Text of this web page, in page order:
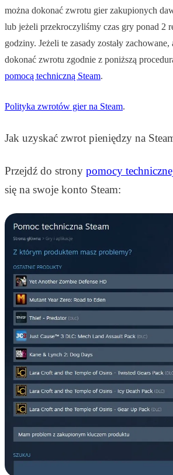
można dokonać zwrotu gier zakupionych
lub jeżeli przekroczyliśmy czas gry ponad 2
godziny. Jeżeli te zasady zostały
dokonać zwrotu zgodnie z poniższą
pomocą techniczną Steam.
Polityka zwrotów gier na Steam.
Jak uzyskać zwrot pieniędzy na
Przejdź do strony pomocy
się na swoje konto Steam: